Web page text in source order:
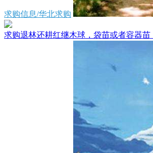
求购信息/华北求购
求购退林还耕红继木球，袋苗或者容器苗